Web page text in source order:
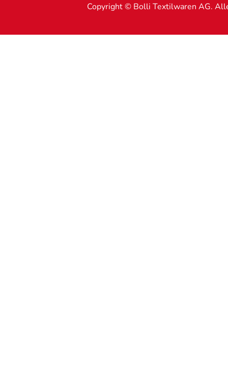
Copyright © Bolli Textilwaren AG.